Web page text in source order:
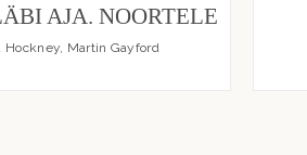
AJA. NOORTELE
Hockney, Martin Gayford